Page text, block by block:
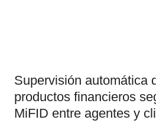
Supervisión automática
productos financieros
MiFID entre agentes y